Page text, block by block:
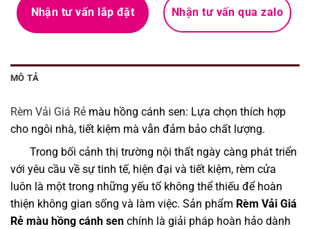
Nhận tư vấn lắp đặt Nhận tư vấn qua zalo
MÔ TẢ
Rèm Vải Giá Rẻ màu hồng cánh sen: Lựa chọn thích hợp
cho ngôi nhà, tiết kiệm mà vẫn đảm bảo chất lượng.
Trong bối cảnh thị trường nội thất ngày càng phát triển
với yêu cầu về sự tinh tế, hiện đại và tiết kiệm, rèm cửa
luôn là một trong những yếu tố không thể thiếu để hoàn
thiện không gian sống và làm việc. Sản phẩm Rèm Vải Giá
Rẻ màu hồng cánh sen chính là giải pháp hoàn hảo dành